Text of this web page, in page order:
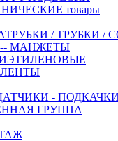
товары
/ ТРУБКИ /
МАНЖЕТЫ
- ПОДКАЧКИ
ГРУППА